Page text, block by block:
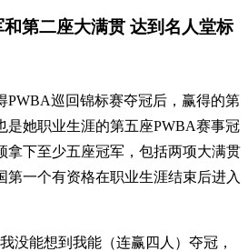
第二座大满贯 达到名人堂标
PWBA巡回锦标赛夺冠后，赢得的第
是她职业生涯的第五座PWBA赛事冠
拿下至少五座冠军，包括两项大满贯
第一个有资格在职业生涯结束后进入
没能想到我能（连赢四人）夺冠，